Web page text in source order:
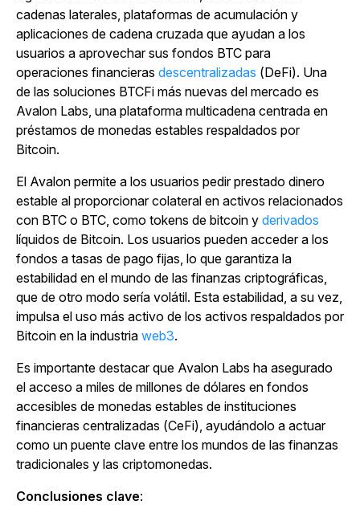
cadenas laterales, plataformas de acumulación y
aplicaciones de cadena cruzada que ayudan a los
usuarios a aprovechar sus fondos BTC para
operaciones financieras descentralizadas (DeFi). Una
de las soluciones BTCFi más nuevas del mercado es
Avalon Labs, una plataforma multicadena centrada en
préstamos de monedas estables respaldados por
Bitcoin.
El Avalon permite a los usuarios pedir prestado dinero
estable al proporcionar colateral en activos relacionados
con BTC o BTC, como tokens de bitcoin y derivados
líquidos de Bitcoin. Los usuarios pueden acceder a los
fondos a tasas de pago fijas, lo que garantiza la
estabilidad en el mundo de las finanzas criptográficas,
que de otro modo sería volátil. Esta estabilidad, a su vez,
impulsa el uso más activo de los activos respaldados por
Bitcoin en la industria web3.
Es importante destacar que Avalon Labs ha asegurado
el acceso a miles de millones de dólares en fondos
accesibles de monedas estables de instituciones
financieras centralizadas (CeFi), ayudándolo a actuar
como un puente clave entre los mundos de las finanzas
tradicionales y las criptomonedas.
Conclusiones clave: